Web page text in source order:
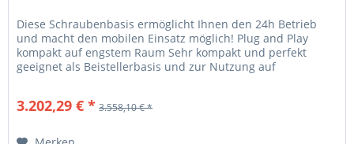
Diese Schraubenbasis ermöglicht Ihnen den 24h Betrieb
und macht den mobilen Einsatz möglich! Plug and Play
kompakt auf engstem Raum Sehr kompakt und perfekt
geeignet als Beistellerbasis und zur Nutzung auf
3.202,29 € * 3.558,10 € *